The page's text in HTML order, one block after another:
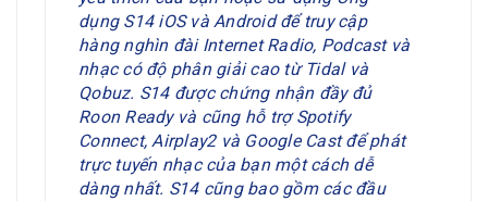
dụng S14 iOS và Android để truy cập
hàng nghìn đài Internet Radio, Podcast và
nhạc có độ phân giải cao từ Tidal và
Qobuz. S14 được chứng nhận đầy đủ
Roon Ready và cũng hỗ trợ Spotify
Connect, Airplay2 và Google Cast để phát
trực tuyến nhạc của bạn một cách dễ
dàng nhất. S14 cũng bao gồm các đầu